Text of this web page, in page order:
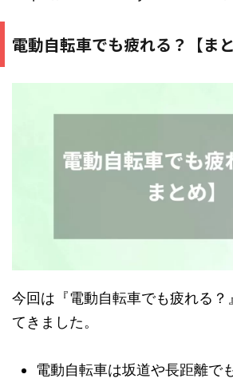
電動自転車でも疲れる？【まと
今回は『電動自転車でも疲れる？
てきました。
電動自転車は坂道や長距離で